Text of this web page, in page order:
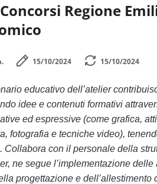
Regione
15/10/2024 15/10/2024
educativo dell’atelier
idee e contenuti formativi
ed espressive (come grafica,
fotografia e tecniche video),
Collabora con il personale della
ne segue l’implementazione
progettazione e